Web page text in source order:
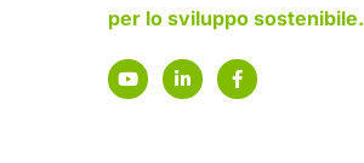
per lo sviluppo sostenibile.